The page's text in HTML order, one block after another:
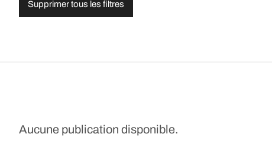
Supprimer tous les filtres
Aucune publication disponible.